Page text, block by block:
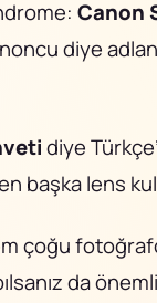
Canon
diye
diye
başka lens
çoğu
da